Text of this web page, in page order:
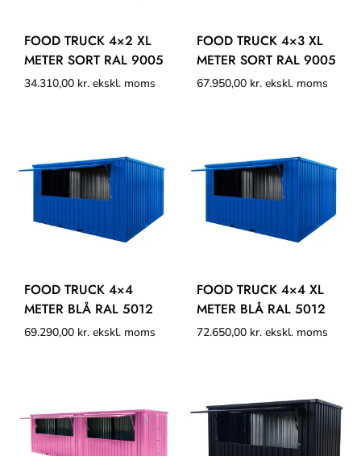
FOOD TRUCK 4×2 XL
METER SORT RAL 9005
34.310,00 kr. ekskl. moms
FOOD TRUCK 4×3 XL
METER SORT RAL 9005
67.950,00 kr. ekskl. moms
FOOD TRUCK 4×4
METER BLÅ RAL 5012
69.290,00 kr. ekskl. moms
FOOD TRUCK 4×4 XL
METER BLÅ RAL 5012
72.650,00 kr. ekskl. moms